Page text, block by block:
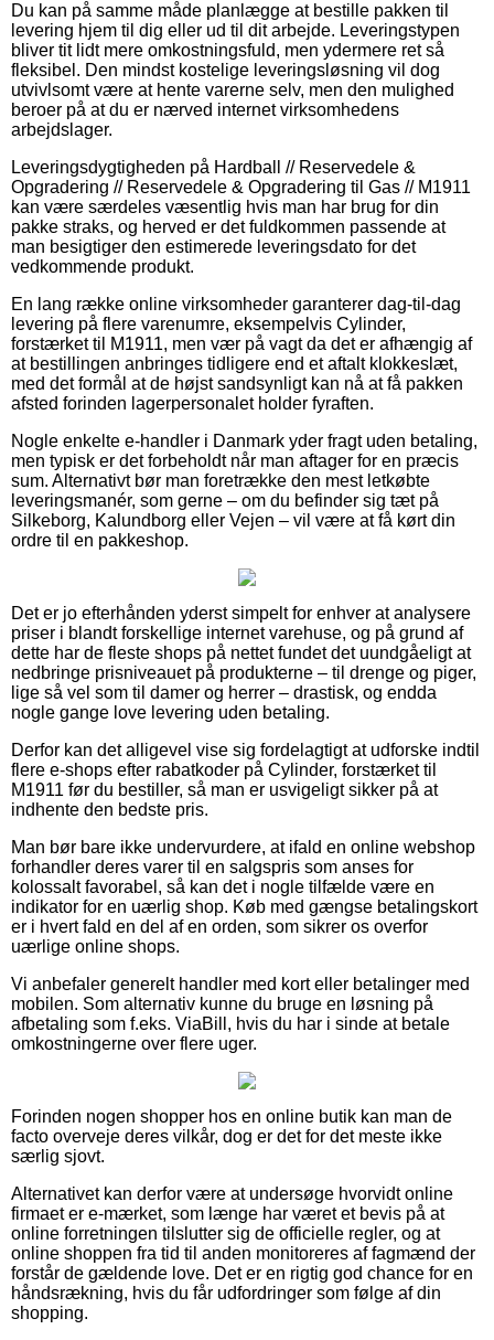
Du kan på samme måde planlægge at bestille pakken til
levering hjem til dig eller ud til dit arbejde. Leveringstypen
bliver tit lidt mere omkostningsfuld, men ydermere ret så
fleksibel. Den mindst kostelige leveringsløsning vil dog
utvivlsomt være at hente varerne selv, men den mulighed
beroer på at du er nærved internet virksomhedens
arbejdslager.
Leveringsdygtigheden på Hardball // Reservedele &
Opgradering // Reservedele & Opgradering til Gas // M1911
kan være særdeles væsentlig hvis man har brug for din
pakke straks, og herved er det fuldkommen passende at
man besigtiger den estimerede leveringsdato for det
vedkommende produkt.
En lang række online virksomheder garanterer dag-til-dag
levering på flere varenumre, eksempelvis Cylinder,
forstærket til M1911, men vær på vagt da det er afhængig af
at bestillingen anbringes tidligere end et aftalt klokkeslæt,
med det formål at de højst sandsynligt kan nå at få pakken
afsted forinden lagerpersonalet holder fyraften.
Nogle enkelte e-handler i Danmark yder fragt uden betaling,
men typisk er det forbeholdt når man aftager for en præcis
sum. Alternativt bør man foretrække den mest letkøbte
leveringsmanér, som gerne – om du befinder sig tæt på
Silkeborg, Kalundborg eller Vejen – vil være at få kørt din
ordre til en pakkeshop.
Det er jo efterhånden yderst simpelt for enhver at analysere
priser i blandt forskellige internet varehuse, og på grund af
dette har de fleste shops på nettet fundet det uundgåeligt at
nedbringe prisniveauet på produkterne – til drenge og piger,
lige så vel som til damer og herrer – drastisk, og endda
nogle gange love levering uden betaling.
Derfor kan det alligevel vise sig fordelagtigt at udforske indtil
flere e-shops efter rabatkoder på Cylinder, forstærket til
M1911 før du bestiller, så man er usvigeligt sikker på at
indhente den bedste pris.
Man bør bare ikke undervurdere, at ifald en online webshop
forhandler deres varer til en salgspris som anses for
kolossalt favorabel, så kan det i nogle tilfælde være en
indikator for en uærlig shop. Køb med gængse betalingskort
er i hvert fald en del af en orden, som sikrer os overfor
uærlige online shops.
Vi anbefaler generelt handler med kort eller betalinger med
mobilen. Som alternativ kunne du bruge en løsning på
afbetaling som f.eks. ViaBill, hvis du har i sinde at betale
omkostningerne over flere uger.
Forinden nogen shopper hos en online butik kan man de
facto overveje deres vilkår, dog er det for det meste ikke
særlig sjovt.
Alternativet kan derfor være at undersøge hvorvidt online
firmaet er e-mærket, som længe har været et bevis på at
online forretningen tilslutter sig de officielle regler, og at
online shoppen fra tid til anden monitoreres af fagmænd der
forstår de gældende love. Det er en rigtig god chance for en
håndsrækning, hvis du får udfordringer som følge af din
shopping.